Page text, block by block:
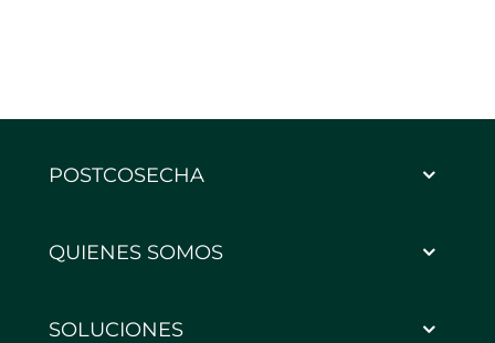
POSTCOSECHA
QUIENES SOMOS
SOLUCIONES